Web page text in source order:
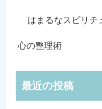
はまるなスピリチ
心の整理術
最近の投稿